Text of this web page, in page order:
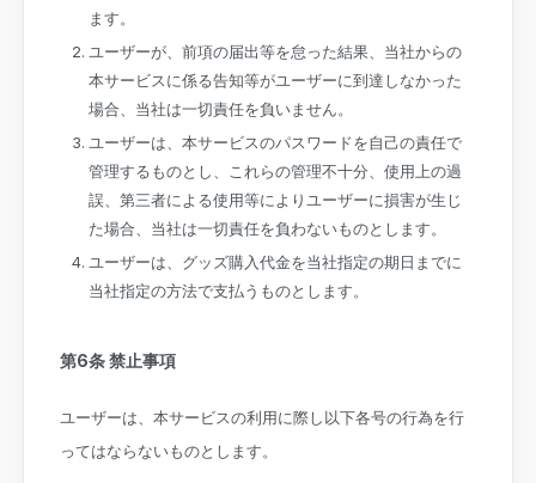
ます。
ユーザーが、前項の届出等を怠った結果、当社からの
本サービスに係る告知等がユーザーに到達しなかった
場合、当社は一切責任を負いません。
ユーザーは、本サービスのパスワードを自己の責任で
管理するものとし、これらの管理不十分、使用上の過
誤、第三者による使用等によりユーザーに損害が生じ
た場合、当社は一切責任を負わないものとします。
ユーザーは、グッズ購入代金を当社指定の期日までに
当社指定の方法で支払うものとします。
第6条 禁止事項
ユーザーは、本サービスの利用に際し以下各号の行為を行
ってはならないものとします。